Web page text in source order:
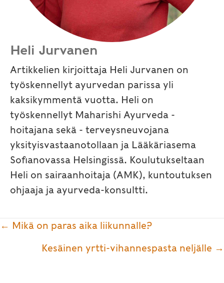
Heli Jurvanen
Artikkelien kirjoittaja Heli Jurvanen on
työskennellyt ayurvedan parissa yli
kaksikymmentä vuotta. Heli on
työskennellyt Maharishi Ayurveda -
hoitajana sekä - terveysneuvojana
yksityisvastaanotollaan ja Lääkäriasema
Sofianovassa Helsingissä. Koulutukseltaan
Heli on sairaanhoitaja (AMK), kuntoutuksen
ohjaaja ja ayurveda-konsultti.
Posts
navigation
← Mikä on paras aika liikunnalle?
Kesäinen yrtti-vihannespasta neljälle →